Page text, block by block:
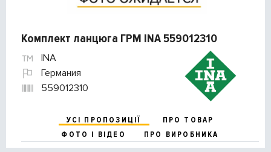
Комплект ланцюга ГРМ INA 559012310
INA
Германия
559012310
УСІ ПРОПОЗИЦІЇ
ПРО ТОВАР
ФОТО І ВІДЕО
ПРО ВИРОБНИКА